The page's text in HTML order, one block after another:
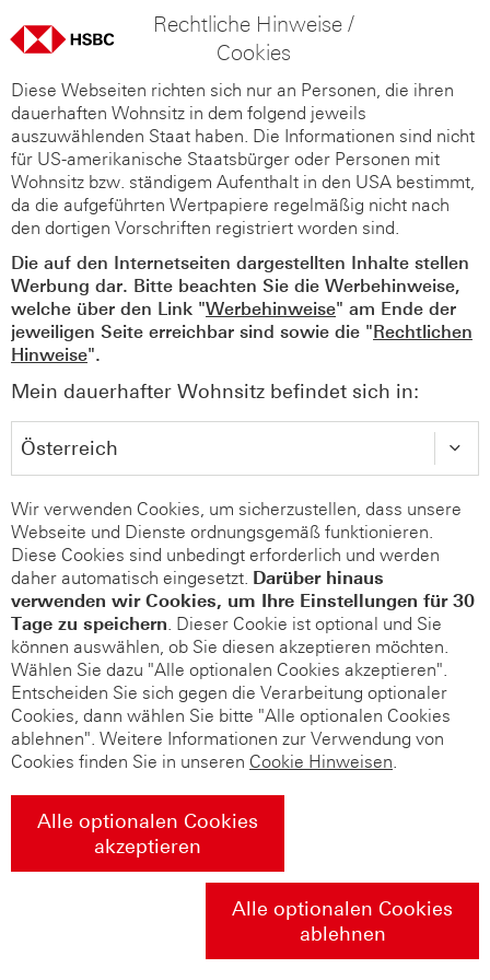
Rechtliche Hinweise /
Cookies
Diese Webseiten richten sich nur an Personen, die ihren
dauerhaften Wohnsitz in dem folgend jeweils
auszuwählenden Staat haben. Die Informationen sind nicht
für US-amerikanische Staatsbürger oder Personen mit
Wohnsitz bzw. ständigem Aufenthalt in den USA bestimmt,
da die aufgeführten Wertpapiere regelmäßig nicht nach
den dortigen Vorschriften registriert worden sind.
Die auf den Internetseiten dargestellten Inhalte stellen
Werbung dar. Bitte beachten Sie die Werbehinweise,
welche über den Link "Werbehinweise" am Ende der
jeweiligen Seite erreichbar sind sowie die "Rechtlichen
Hinweise".
Mein dauerhafter Wohnsitz befindet sich in:
Wir verwenden Cookies, um sicherzustellen, dass unsere
Webseite und Dienste ordnungsgemäß funktionieren.
Diese Cookies sind unbedingt erforderlich und werden
daher automatisch eingesetzt. Darüber hinaus
verwenden wir Cookies, um Ihre Einstellungen für 30
Tage zu speichern. Dieser Cookie ist optional und Sie
können auswählen, ob Sie diesen akzeptieren möchten.
Wählen Sie dazu "Alle optionalen Cookies akzeptieren".
Entscheiden Sie sich gegen die Verarbeitung optionaler
Cookies, dann wählen Sie bitte "Alle optionalen Cookies
ablehnen". Weitere Informationen zur Verwendung von
Cookies finden Sie in unseren Cookie Hinweisen.
Alle optionalen Cookies
akzeptieren
Alle optionalen Cookies
ablehnen